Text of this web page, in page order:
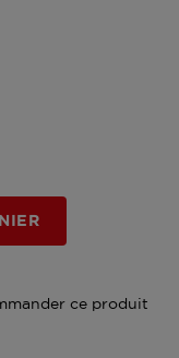
ce produit